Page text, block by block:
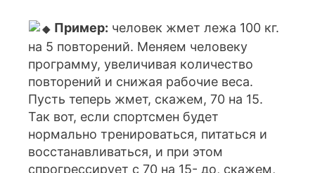
Пример: человек жмет лежа 100 кг.
на 5 повторений. Меняем человеку
программу, увеличивая количество
повторений и снижая рабочие веса.
Пусть теперь жмет, скажем, 70 на 15.
Так вот, если спортсмен будет
нормально тренироваться, питаться и
восстанавливаться, и при этом
спрогрессирует с 70 на 15- до, скажем,